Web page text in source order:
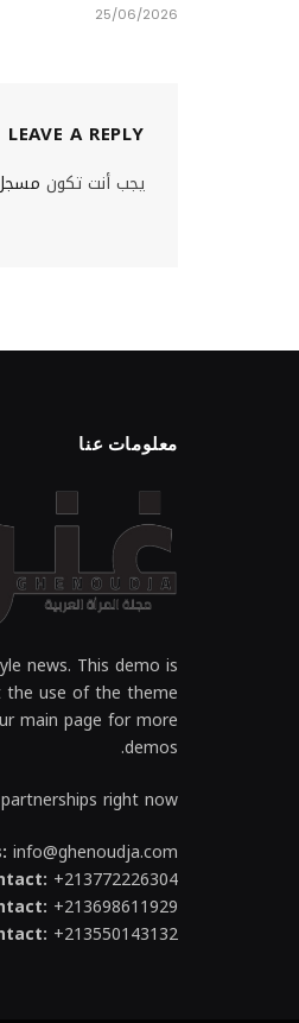
25/06/2026
LEAVE A REPLY
يجب أنت تكون
معلومات عنا
news. This demo is
the use of the theme
main page for more
demos.
right now.
info@ghenoudja.com
+213772226304
+213698611929
+213550143132